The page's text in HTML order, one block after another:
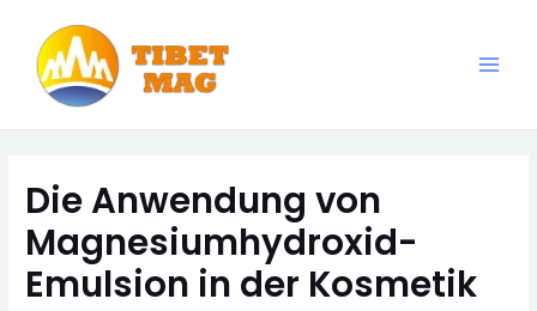
content
Die Anwendung von
Magnesiumhydroxid-
Emulsion in der Kosmetik